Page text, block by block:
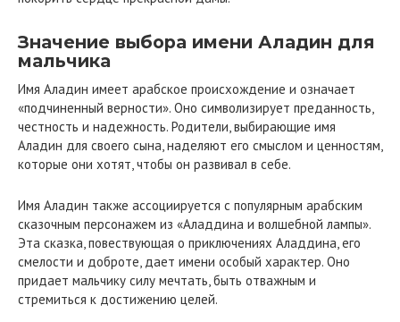
Значение выбора имени Аладин для
мальчика
Имя Аладин имеет арабское происхождение и означает
«подчиненный верности». Оно символизирует преданность,
честность и надежность. Родители, выбирающие имя
Аладин для своего сына, наделяют его смыслом и ценностям,
которые они хотят, чтобы он развивал в себе.
Имя Аладин также ассоциируется с популярным арабским
сказочным персонажем из «Аладдина и волшебной лампы».
Эта сказка, повествующая о приключениях Аладдина, его
смелости и доброте, дает имени особый характер. Оно
придает мальчику силу мечтать, быть отважным и
стремиться к достижению целей.